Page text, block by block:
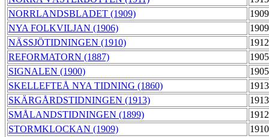
NORRLANDSBLADET (1909)
NYA FOLKVILJAN (1906)
NÄSSJÖTIDNINGEN (1910)
REFORMATORN (1887)
SIGNALEN (1900)
SKELLEFTEÅ NYA TIDNING (1860)
SKÄRGÅRDSTIDNINGEN (1913)
SMÅLANDSTIDNINGEN (1899)
STORMKLOCKAN (1909)